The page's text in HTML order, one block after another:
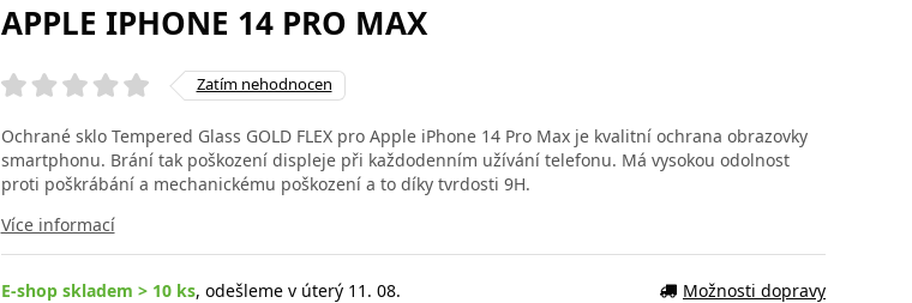
APPLE IPHONE 14 PRO MAX
Zatím nehodnocen
Ochrané sklo Tempered Glass GOLD FLEX pro Apple iPhone 14 Pro Max je kvalitní ochrana obrazovky
smartphonu. Brání tak poškození displeje při každodenním užívání telefonu. Má vysokou odolnost
proti poškrábání a mechanickému poškození a to díky tvrdosti 9H.
Více informací
E-shop skladem > 10 ks, odešleme v úterý 11. 08. Možnosti dopravy